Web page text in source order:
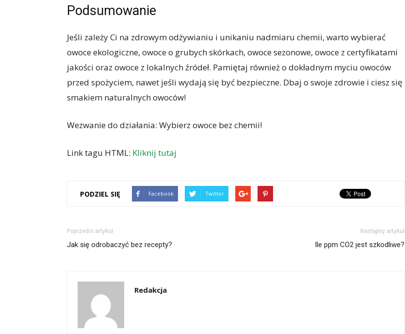
Podsumowanie
Jeśli zależy Ci na zdrowym odżywianiu i unikaniu nadmiaru chemii, warto wybierać
owoce ekologiczne, owoce o grubych skórkach, owoce sezonowe, owoce z certyfikatami
jakości oraz owoce z lokalnych źródeł. Pamiętaj również o dokładnym myciu owoców
przed spożyciem, nawet jeśli wydają się być bezpieczne. Dbaj o swoje zdrowie i ciesz się
smakiem naturalnych owoców!
Wezwanie do działania: Wybierz owoce bez chemii!
Link tagu HTML: Kliknij tutaj
PODZIEL SIĘ Facebook Twitter
Poprzedni artykuł
Jak się odrobaczyć bez recepty?
Następny artykuł
Ile ppm CO2 jest szkodliwe?
Redakcja